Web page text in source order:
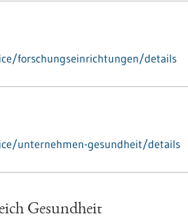
forschungseinrichtungen/details
unternehmen-gesundheit/details
Gesundheit